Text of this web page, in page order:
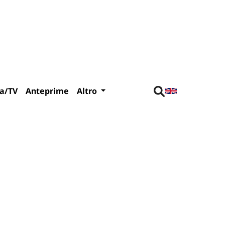
TV Anteprime Altro